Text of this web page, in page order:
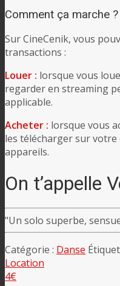
Comment ça marche ?
Sur CineCenik, vous
transactions :
Louer : lorsque vous
regarder en streaming
applicable.
Acheter : lorsque vous
les télécharger sur
appareils.
On t’appelle
"Un solo superbe,
Catégorie : Danse
Location
4€